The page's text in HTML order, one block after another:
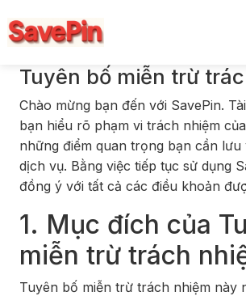
Tuyên bố miễn trừ
Chào mừng bạn đến với SavePin.
bạn hiểu rõ phạm vi trách nhiệm
những điểm quan trọng bạn cần lưu
dịch vụ. Bằng việc tiếp tục sử dụng
đồng ý với tất cả các điều khoản
1. Mục đích của
miễn trừ trách
Tuyên bố miễn trừ trách nhiệm này